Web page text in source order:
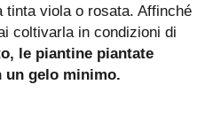
viola o rosata. Affinché
coltivarla in condizioni di
le piantine piantate
un gelo minimo.